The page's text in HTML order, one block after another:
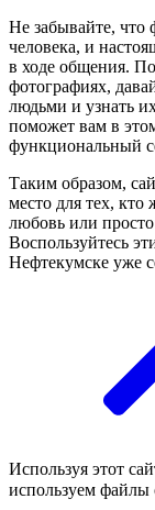
Не забывайте, что
человека, и
в ходе общения.
фотографиях,
людьми и узнать
поможет вам в
функциональный
Таким образом,
место для тех, кто
любовь или
Воспользуйтесь
Нефтекумске уже
Используя этот
используем файлы